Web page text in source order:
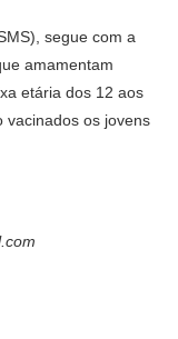
segue com a
amamentam
etária dos 12 aos
vacinados os jovens